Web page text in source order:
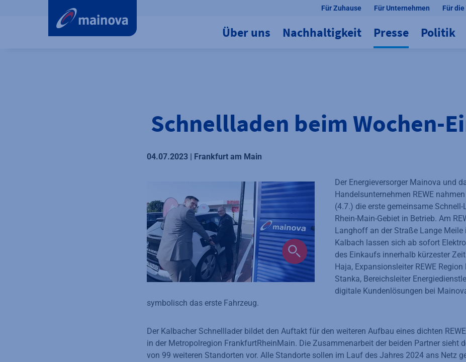
Für Zuhause Für Unternehmen Für
Über uns Nachhaltigkeit Presse Politik
Schnellladen beim Wochen-
04.07.2023 | Frankfurt am Main
Der Energieversorger Mainova und
Handelsunternehmen REWE
(4.7.) die erste gemeinsame
Rhein-Main-Gebiet in Betrieb. Am
Langhoff an der Straße Lange Meile
Kalbach lassen sich ab sofort
des Einkaufs innerhalb kürzester
Haja, Expansionsleiter REWE
Stanka, Bereichsleiter
digitale Kundenlösungen bei
symbolisch das erste Fahrzeug.
Der Kalbacher Schnelllader bildet den Auftakt für den weiteren Aufbau eines dichten
in der Metropolregion FrankfurtRheinMain. Die Zusammenarbeit der beiden Partner sieht
von 99 weiteren Standorten vor. Alle Standorte sollen im Lauf des Jahres 2024 ans Netz